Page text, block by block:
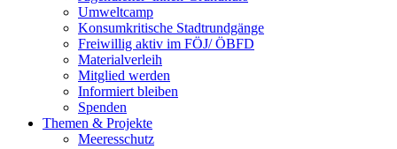
Umweltcamp
Konsumkritische Stadtrundgänge
Freiwillig aktiv im FÖJ/ ÖBFD
Materialverleih
Mitglied werden
Informiert bleiben
Spenden
Themen & Projekte
Meeresschutz